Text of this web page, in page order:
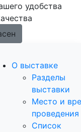
удобства
О выставке
Разделы
выставки
Место и
проведения
Список